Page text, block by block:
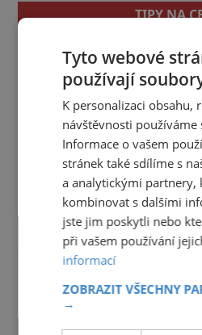
TIPY NA
Jihočeský kraj
Královéhradecký
Moravskoslezský kraj
Pardubický kraj
Středočeský kraj
Zlínský
reklama
Tyto webové
používají
K personalizaci obsahu,
návštěvnosti
Informace o vašem
stránek také sdílíme s
a analytickými partnery,
kombinovat s dalšími
jste jim poskytli nebo
při vašem používání
informací
ZOBRAZIT VŠECHNY
→